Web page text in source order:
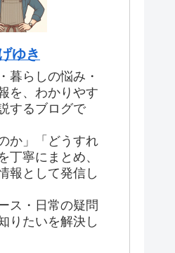
ゆき
暮らしの悩み・
を、わかりやす
するブログで
か」「どうすれ
丁寧にまとめ、
報として発信し
ス・日常の疑問
りたいを解決し